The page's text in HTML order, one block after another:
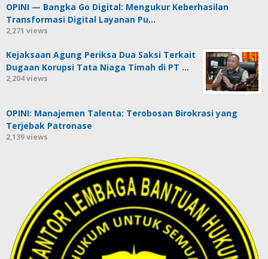
OPINI — Bangka Go Digital: Mengukur Keberhasilan
Transformasi Digital Layanan Pu…
2,271 views
Kejaksaan Agung Periksa Dua Saksi Terkait
Dugaan Korupsi Tata Niaga Timah di PT …
2,204 views
OPINI: Manajemen Talenta: Terobosan Birokrasi yang
Terjebak Patronase
2,139 views